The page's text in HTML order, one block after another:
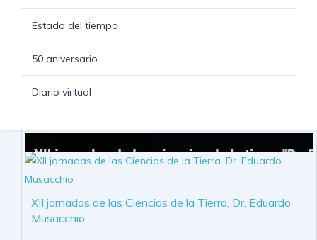
Estado del tiempo
50 aniversario
Diario virtual
XII jornadas de las Ciencias de la Tierra. Dr. Eduardo
Musacchio